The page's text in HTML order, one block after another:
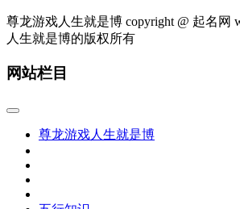
尊龙游戏人生就是博 copyright @ 起名网
人生就是博的版权所有
网站栏目
尊龙游戏人生就是博